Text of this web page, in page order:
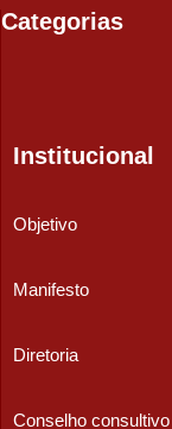
Categorias
Institucional
Objetivo
Manifesto
Diretoria
Conselho consultivo